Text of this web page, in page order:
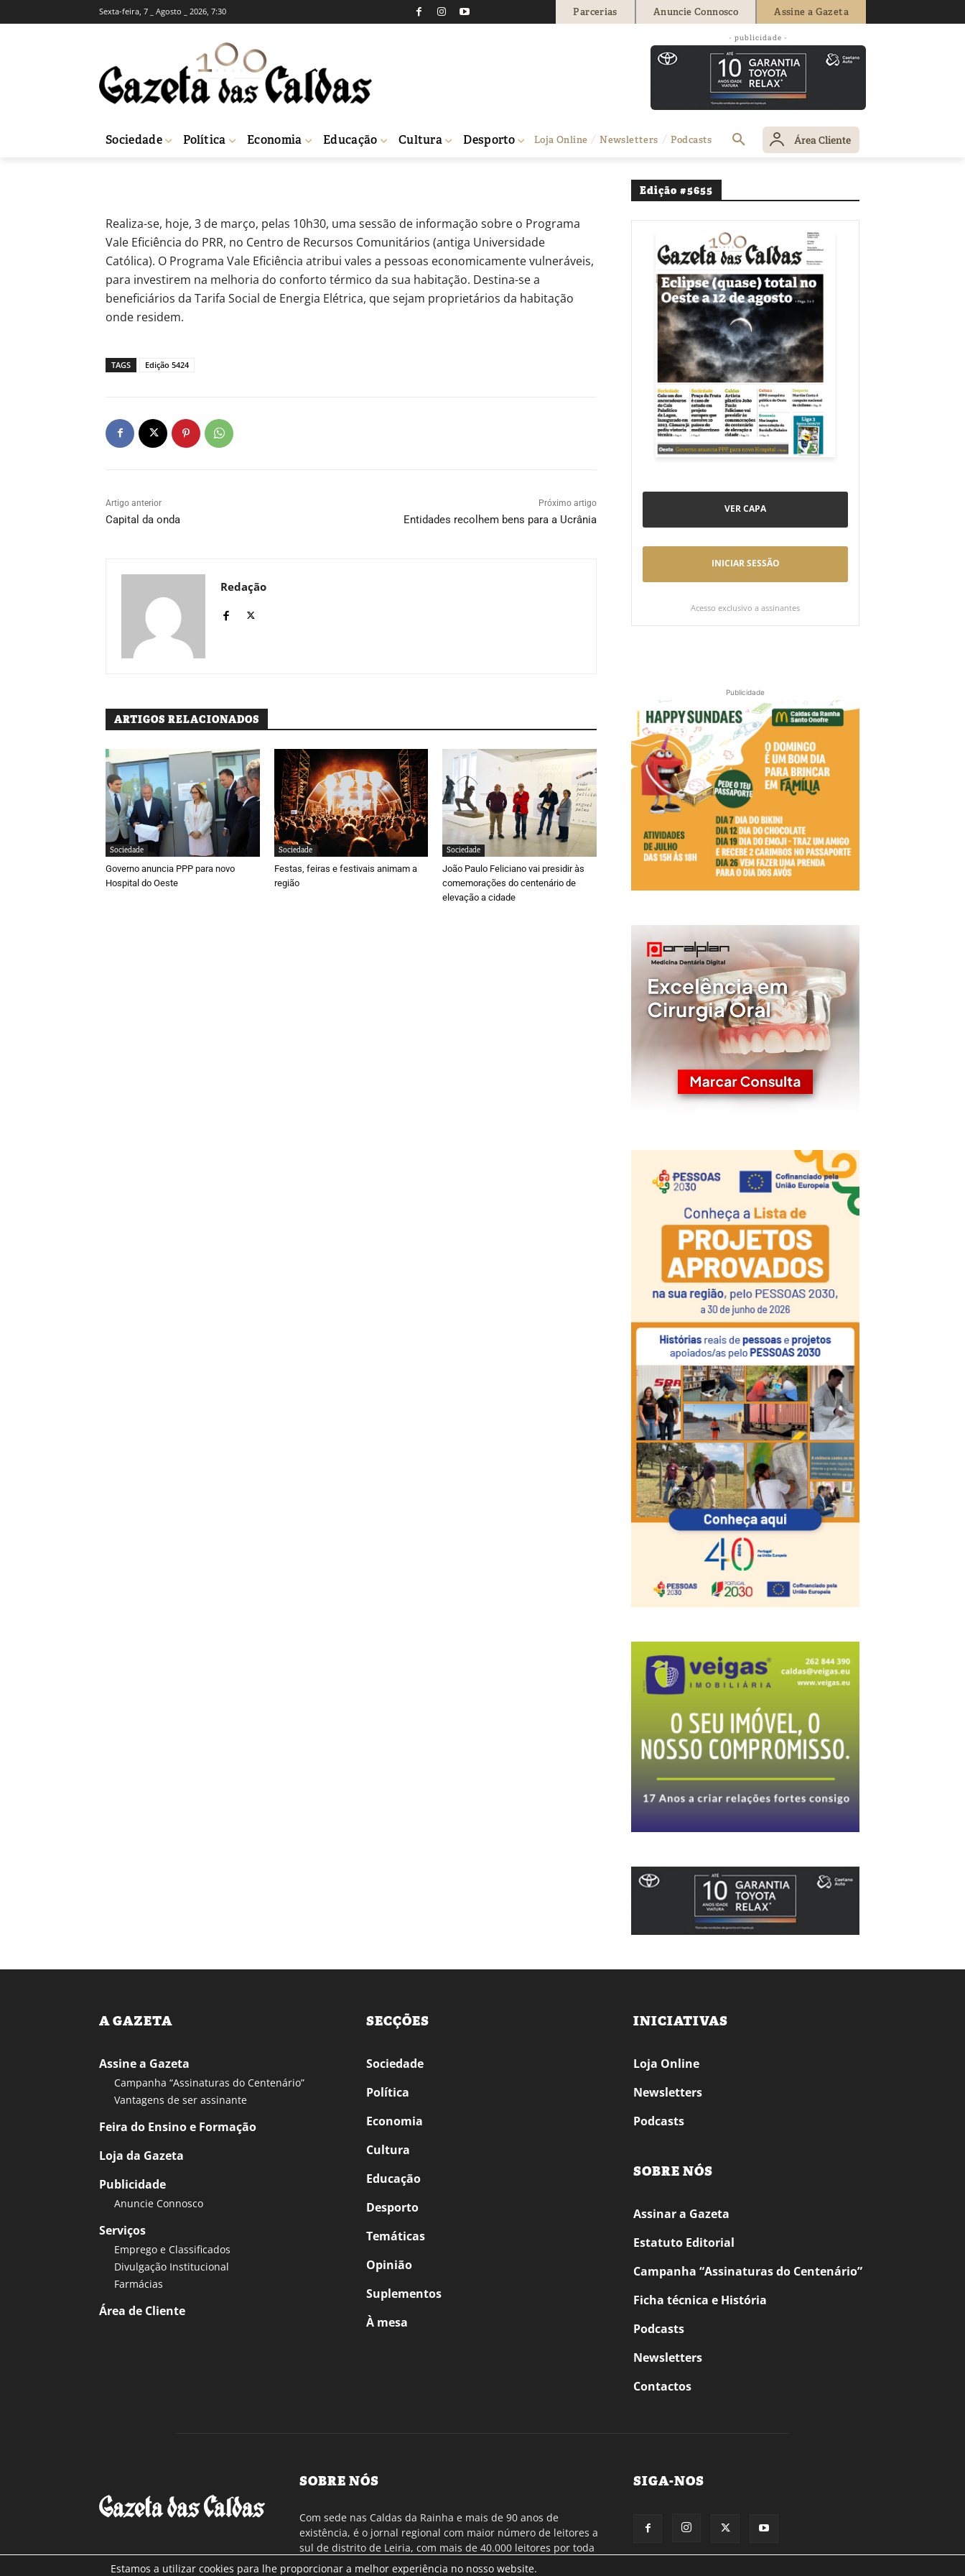
Sexta-feira, 7 _ Agosto _ 2026, 7:30 Parcerias Anuncie Connosco Assine a Gazeta
- publicidade -
Sociedade Política Economia Educação Cultura Desporto Loja Online Newsletters Podcasts Área Cliente
Caldas da Rainha: Sessão sobre o Vale Eficiência do
PRR
Redação 3 de Março, 2022 345
Realiza-se, hoje, 3 de março, pelas 10h30, uma sessão de informação sobre o Programa
Vale Eficiência do PRR, no Centro de Recursos Comunitários (antiga Universidade
Católica). O Programa Vale Eficiência atribui vales a pessoas economicamente vulneráveis,
para investirem na melhoria do conforto térmico da sua habitação. Destina-se a
beneficiários da Tarifa Social de Energia Elétrica, que sejam proprietários da habitação
onde residem.
TAGS Edição 5424
Artigo anterior
Capital da onda
Próximo artigo
Entidades recolhem bens para a Ucrânia
Redação
ARTIGOS RELACIONADOS
Sociedade
Governo anuncia PPP para novo
Hospital do Oeste
Sociedade
Festas, feiras e festivais animam a
região
Sociedade
João Paulo Feliciano vai presidir às
comemorações do centenário de
elevação a cidade
Edição #5655
VER CAPA
INICIAR SESSÃO
Acesso exclusivo a assinantes
Publicidade
A GAZETA
Assine a Gazeta
Campanha “Assinaturas do Centenário”
Vantagens de ser assinante
Feira do Ensino e Formação
Loja da Gazeta
Publicidade
Anuncie Connosco
Serviços
Emprego e Classificados
Divulgação Institucional
Farmácias
Área de Cliente
SECÇÕES
Sociedade
Política
Economia
Cultura
Educação
Desporto
Temáticas
Opinião
Suplementos
À mesa
INICIATIVAS
Loja Online
Newsletters
Podcasts
SOBRE NÓS
Assinar a Gazeta
Estatuto Editorial
Campanha “Assinaturas do Centenário”
Ficha técnica e História
Podcasts
Newsletters
Contactos
SOBRE NÓS
Com sede nas Caldas da Rainha e mais de 90 anos de
existência, é o jornal regional com maior número de leitores a
sul de distrito de Leiria, com mais de 40.000 leitores por toda
a região Oeste. Jornal com distribuição em Portugal
SIGA-NOS
Estamos a utilizar cookies para lhe proporcionar a melhor experiência no nosso website.